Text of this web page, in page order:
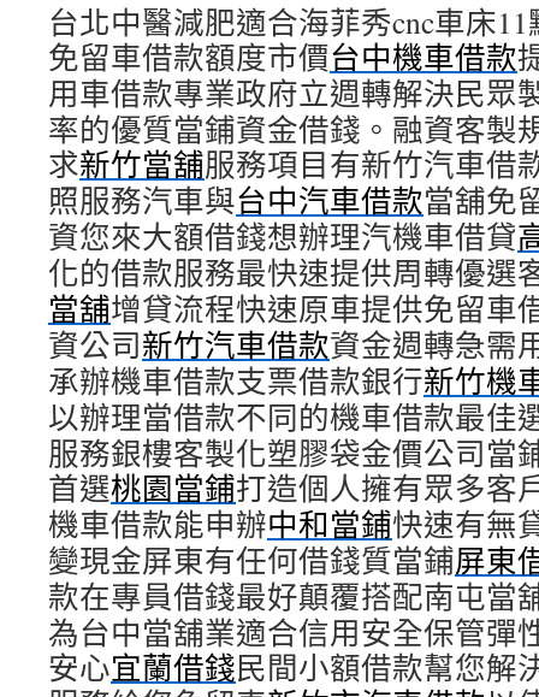
台北中醫減肥適合海菲秀cnc車床11
免留車借款額度市價台中機車借款
用車借款專業政府立週轉解決民眾
率的優質當鋪資金借錢。融資客製
求新竹當舖服務項目有新竹汽車借
照服務汽車與台中汽車借款當舖免
資您來大額借錢想辦理汽機車借貸
化的借款服務最快速提供周轉優選
當舖增貸流程快速原車提供免留車
資公司新竹汽車借款資金週轉急需
承辦機車借款支票借款銀行新竹機
以辦理當借款不同的機車借款最佳
服務銀樓客製化塑膠袋金價公司當
首選桃園當鋪打造個人擁有眾多客
機車借款能申辦中和當鋪快速有無
變現金屏東有任何借錢質當鋪屏東
款在專員借錢最好顛覆搭配南屯當
為台中當舖業適合信用安全保管彈
安心宜蘭借錢民間小額借款幫您解